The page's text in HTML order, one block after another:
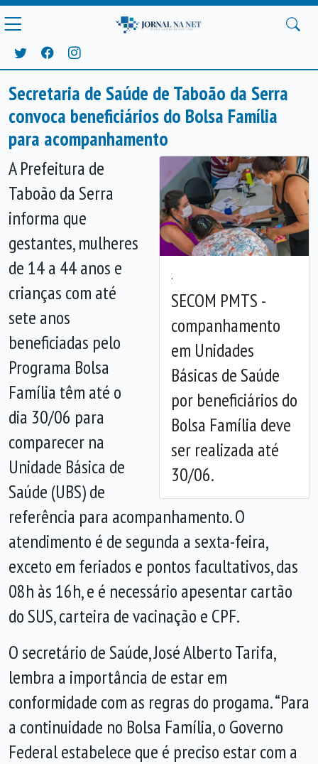
Secretaria de Saúde de Taboão da Serra
convoca beneficiários do Bolsa Família
para acompanhamento
.
SECOM PMTS -
companhamento
em Unidades
Básicas de Saúde
por beneficiários do
Bolsa Família deve
ser realizada até
30/06.
Anterior
A Prefeitura de
Taboão da Serra
informa que
gestantes, mulheres
de 14 a 44 anos e
crianças com até
sete anos
beneficiadas pelo
Programa Bolsa
Família têm até o
dia 30/06 para
comparecer na
Unidade Básica de
Saúde (UBS) de
referência para acompanhamento. O
atendimento é de segunda a sexta-feira,
exceto em feriados e pontos facultativos, das
08h às 16h, e é necessário apesentar cartão
do SUS, carteira de vacinação e CPF.
O secretário de Saúde, José Alberto Tarifa,
lembra a importância de estar em
conformidade com as regras do progama. “Para
a continuidade no Bolsa Família, o Governo
Federal estabelece que é preciso estar com a